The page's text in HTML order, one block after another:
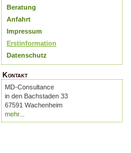
Beratung
Anfahrt
Impressum
Erstinformation
Datenschutz
Kontakt
MD-Consultance
in den Bachstaden 33
67591 Wachenheim
mehr...